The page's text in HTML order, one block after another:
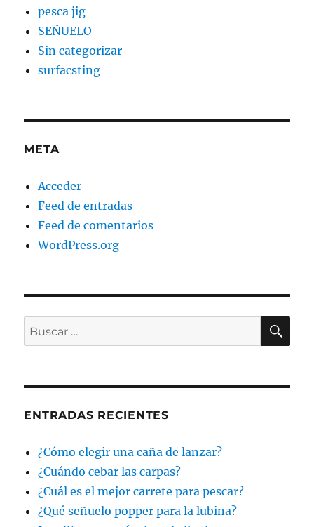
pesca jig
SEÑUELO
Sin categorizar
surfacsting
META
Acceder
Feed de entradas
Feed de comentarios
WordPress.org
Buscar
por:
ENTRADAS RECIENTES
¿Cómo elegir una caña de lanzar?
¿Cuándo cebar las carpas?
¿Cuál es el mejor carrete para pescar?
¿Qué señuelo popper para la lubina?